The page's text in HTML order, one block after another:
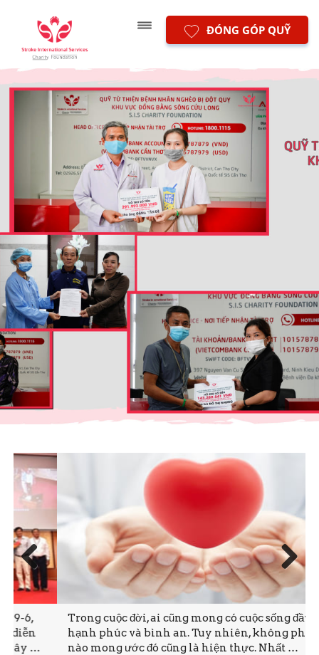
ĐÓNG GÓP QUỸ
Trong cuộc đời, ai cũng mong có cuộc sống đầy đủ,
hạnh phúc và bình an. Tuy nhiên, không phải lúc
nào mong ước đó cũng là hiện thực. Nhất …
Prev
ious
Next